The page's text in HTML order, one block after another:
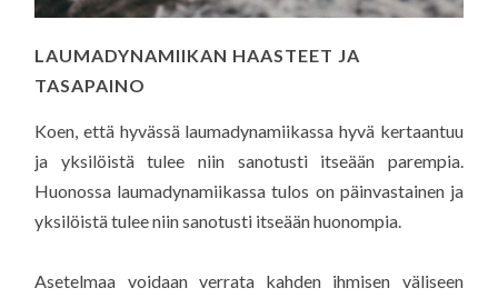
LAUMADYNAMIIKAN HAASTEET JA
TASAPAINO
Koen, että hyvässä laumadynamiikassa hyvä kertaantuu
ja yksilöistä tulee niin sanotusti itseään parempia.
Huonossa laumadynamiikassa tulos on päinvastainen ja
yksilöistä tulee niin sanotusti itseään huonompia.
Asetelmaa voidaan verrata kahden ihmisen väliseen